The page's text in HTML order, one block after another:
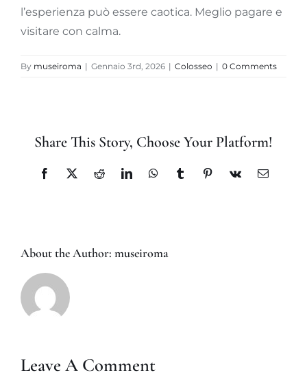
l’esperienza può essere caotica. Meglio pagare e
visitare con calma.
By museiroma | Gennaio 3rd, 2026 | Colosseo | 0 Comments
Share This Story, Choose Your Platform!
Facebook
X RedditLinkedInWhatsAppTumblrPinterest
Vk Email
About the Author: museiroma
Leave A Comment